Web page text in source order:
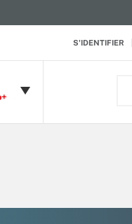
S'IDENTIFIER